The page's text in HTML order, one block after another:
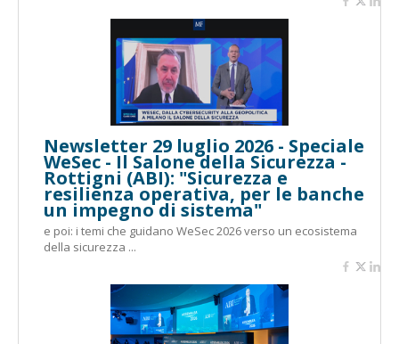
Newsletter 29 luglio 2026 - Speciale
WeSec - Il Salone della Sicurezza -
Rottigni (ABI): "Sicurezza e
resilienza operativa, per le banche
un impegno di sistema"
e poi: i temi che guidano WeSec 2026 verso un ecosistema
della sicurezza ...